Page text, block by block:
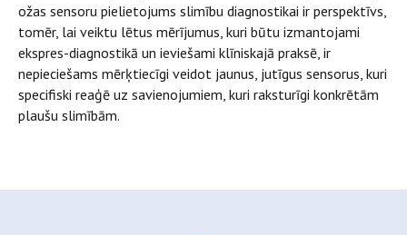
ožas sensoru pielietojums slimību diagnostikai ir perspektīvs,
tomēr, lai veiktu lētus mērījumus, kuri būtu izmantojami
ekspres-diagnostikā un ieviešami klīniskajā praksē, ir
nepieciešams mērķtiecīgi veidot jaunus, jutīgus sensorus, kuri
specifiski reaģē uz savienojumiem, kuri raksturīgi konkrētām
plaušu slimībām.